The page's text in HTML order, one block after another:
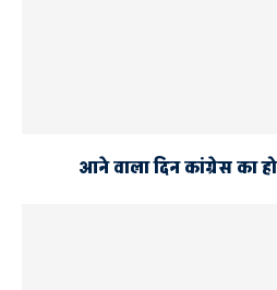
आने वाला दिन कांग्रेस का